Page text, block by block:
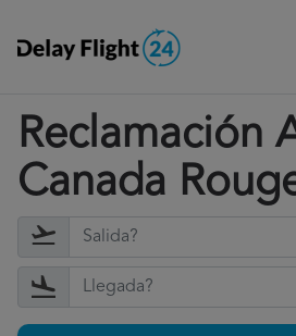
Reclamación
Canada